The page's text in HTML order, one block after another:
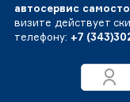
автосервис
визите действует
телефону: +7